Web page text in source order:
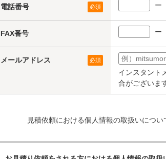
電話番号 必須 ー
FAX番号 ー
メールアドレス 必須
インスタント
合がございま
見積依頼における個人情報の取扱いにつ